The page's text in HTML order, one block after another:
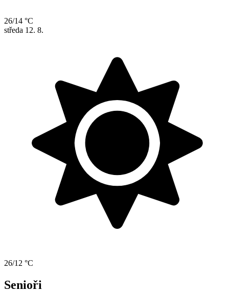
26/14 °C
středa 12. 8.
26/12 °C
Senioři